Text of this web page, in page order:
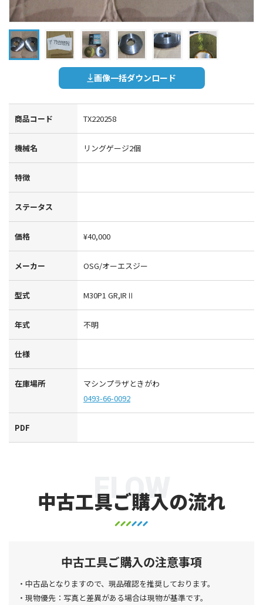
画像一括ダウンロード
商品コード TX220258
機械名 リングゲージ2個
特徴
ステータス
価格 ¥40,000
メーカー OSG/オーエスジー
型式 M30P1 GR,IRⅡ
年式 不明
仕様
在庫場所
マシンプラザときがわ
0493-66-0092
PDF
中古工具ご購入の流れ
FLOW
中古工具ご購入の注意事項
中古品となりますので、現品確認を推奨しております。
現物優先：写真と差異がある場合は現物が基準です。